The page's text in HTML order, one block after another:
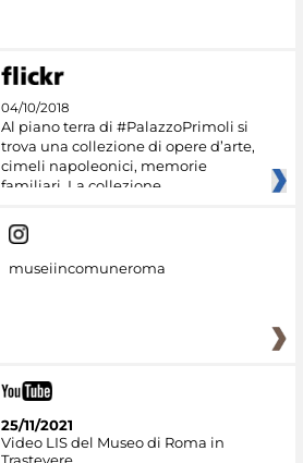
04/10/2018
Al piano terra di #PalazzoPrimoli si
trova una collezione di opere d’arte,
cimeli napoleonici, memorie
familiari. La collezione
museiincomuneroma
25/11/2021
Video LIS del Museo di Roma in
Trastevere